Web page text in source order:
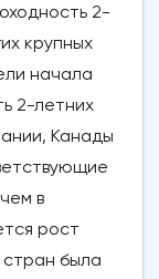
2-
крупных
начала
2-летних
Канады
в
рост
стран была